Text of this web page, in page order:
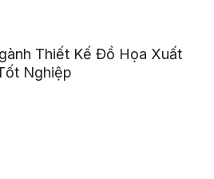
Thiết Kế Đồ Họa Xuất
Nghiệp